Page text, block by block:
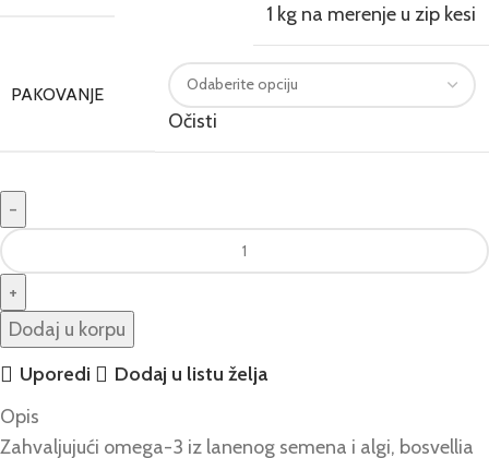
1 kg na merenje u zip kesi
PAKOVANJE
Očisti
Dodaj u korpu
Uporedi
Dodaj u listu želja
Opis
Zahvaljujući omega-3 iz lanenog semena i algi, bosvellia